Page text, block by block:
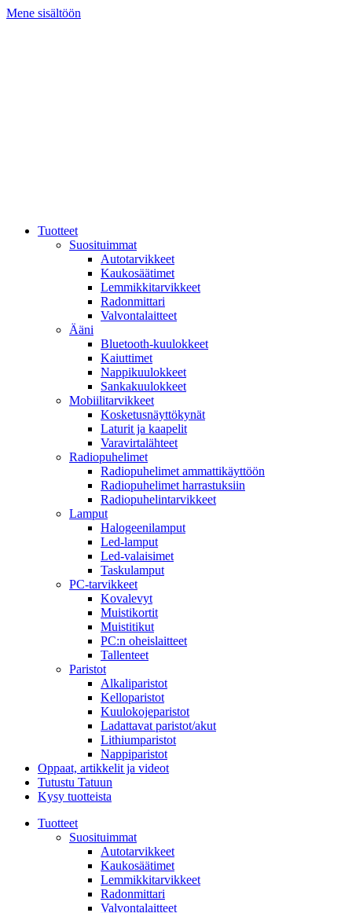
Mene sisältöön
Tuotteet
Suosituimmat
Autotarvikkeet
Kaukosäätimet
Lemmikkitarvikkeet
Radonmittari
Valvontalaitteet
Ääni
Bluetooth-kuulokkeet
Kaiuttimet
Nappikuulokkeet
Sankakuulokkeet
Mobiilitarvikkeet
Kosketusnäyttökynät
Laturit ja kaapelit
Varavirtalähteet
Radiopuhelimet
Radiopuhelimet ammattikäyttöön
Radiopuhelimet harrastuksiin
Radiopuhelintarvikkeet
Lamput
Halogeenilamput
Led-lamput
Led-valaisimet
Taskulamput
PC-tarvikkeet
Kovalevyt
Muistikortit
Muistitikut
PC:n oheislaitteet
Tallenteet
Paristot
Alkaliparistot
Kelloparistot
Kuulokojeparistot
Ladattavat paristot/akut
Lithiumparistot
Nappiparistot
Oppaat, artikkelit ja videot
Tutustu Tatuun
Kysy tuotteista
Tuotteet
Suosituimmat
Autotarvikkeet
Kaukosäätimet
Lemmikkitarvikkeet
Radonmittari
Valvontalaitteet